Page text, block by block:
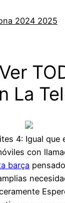
2024 2025
La
4: Igual que
con
barça